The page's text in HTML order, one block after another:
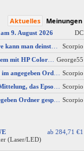
Aktuelles Meinungen
9. August 2026
DC
AW #3: Welche Software kann man deinstallieren - welche ich zwingend erforderlich
Scorpio
AW #14: Scanner Problem mit HP Color Laserjet Pro MFP M479fdw
George55
AW #2: Scan wird nicht im angegeben Ordner gespeichert, wenn vom Bediendisplay gescannt wird
Scorpio
Scorpio
Scan wird nicht im angegeben Ordner gespeichert, wenn vom Bediendisplay gescannt wird Scorpio
ab 284,71 €1
(Laser/LED)